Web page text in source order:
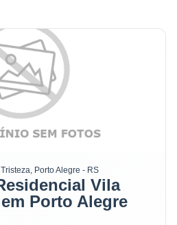
Porto Alegre - RS
Vila
Porto Alegre